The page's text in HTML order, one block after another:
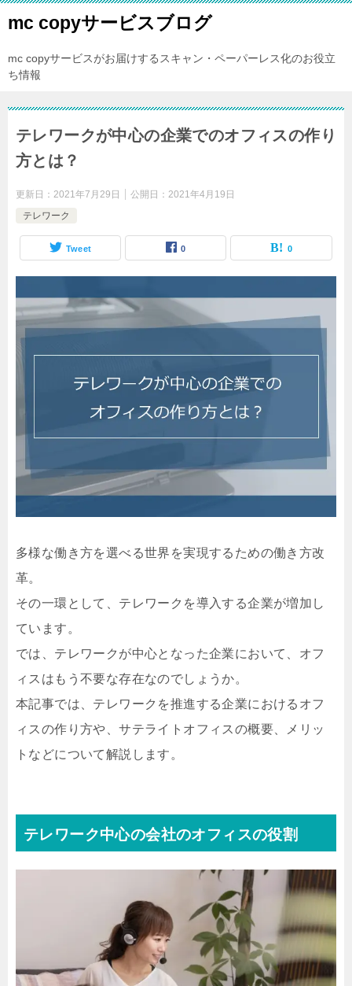
mc copyサービスブログ
mc copyサービスがお届けするスキャン・ペーパーレス化のお役立
ち情報
テレワークが中心の企業でのオフィスの作り
方とは？
更新日： 2021年7月29日 公開日： 2021年4月19日
テレワーク
Tweet 0 0
多様な働き方を選べる世界を実現するための働き方改
革。
その一環として、テレワークを導入する企業が増加し
ています。
では、テレワークが中心となった企業において、オフ
ィスはもう不要な存在なのでしょうか。
本記事では、テレワークを推進する企業におけるオフ
ィスの作り方や、サテライトオフィスの概要、メリッ
トなどについて解説します。
テレワーク中心の会社のオフィスの役割